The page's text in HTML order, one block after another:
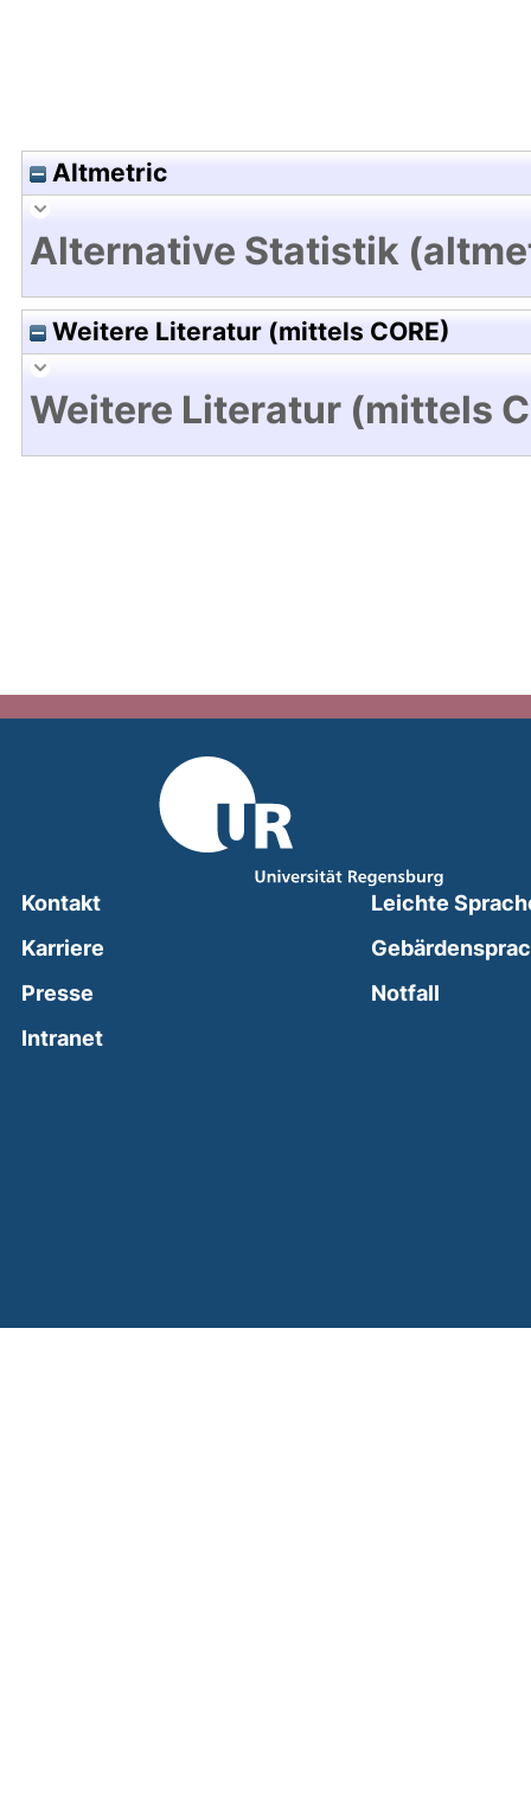
Altmetric
Alternative Statistik
Weitere Literatur (mittels CORE)
Weitere Literatur (mittels
Kontakt
Karriere
Presse
Intranet(external link, opens in a new window)
Leichte
Notfall